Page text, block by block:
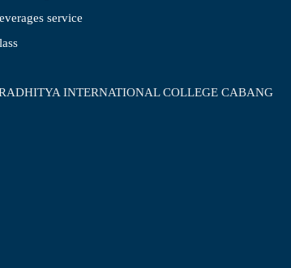
service
INTERNATIONAL COLLEGE CABANG